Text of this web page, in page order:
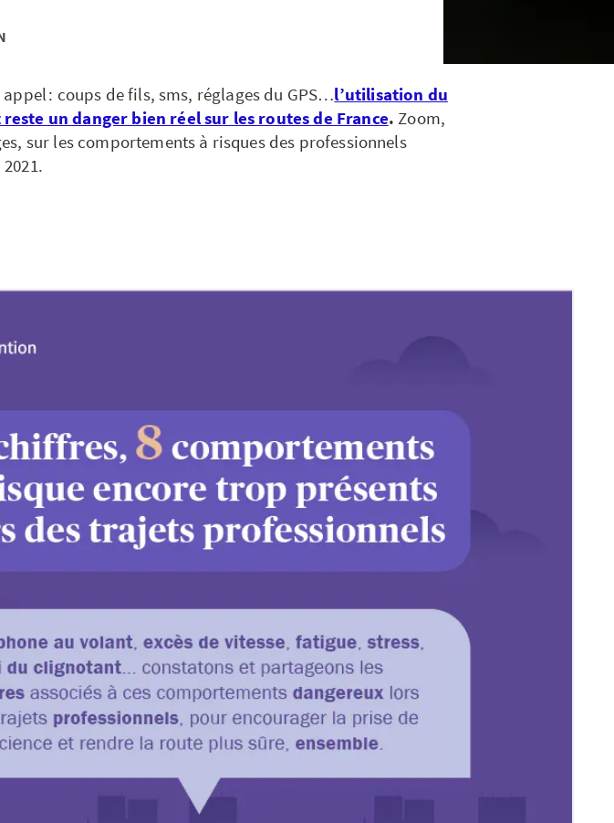
: coups de fils, sms, réglages du GPS…l’utilisation du
un danger bien réel sur les routes de France. Zoom,
sur les comportements à risques des professionnels